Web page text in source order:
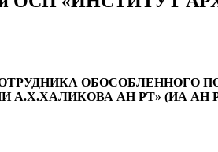
ОБОСОБЛЕННОГО
А.Х.ХАЛИКОВА АН РТ» (ИА АН